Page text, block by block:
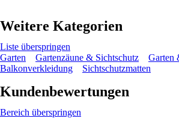
Weitere Kategorien
Liste überspringen
Garten
Gartenzäune & Sichtschutz
Garten
Balkonverkleidung
Sichtschutzmatten
Kundenbewertungen
Bereich überspringen